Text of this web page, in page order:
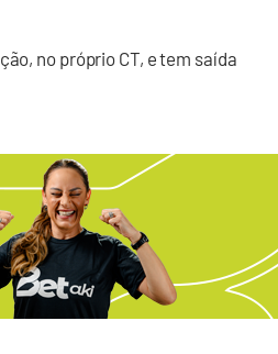
no próprio CT, e tem saída